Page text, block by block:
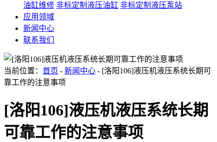
油缸维修 非标定制液压油缸 非标定制液压泵站
应用领域
新闻中心
联系我们
当前位置： 首页 - 新闻中心 - [洛阳106]液压机液压系统长期可
靠工作的注意事项
[洛阳106]液压机液压系统长期
可靠工作的注意事项